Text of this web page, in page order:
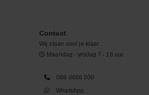
Contact
Wij staan voor je klaar.
Maandag - vrijdag 7 - 18 uur
088 0666 000
WhatsApp